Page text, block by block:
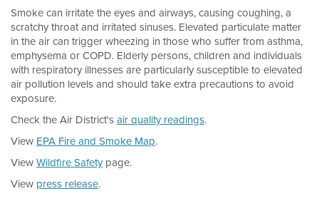
Smoke can irritate the eyes and airways, causing coughing, a
scratchy throat and irritated sinuses. Elevated particulate matter
in the air can trigger wheezing in those who suffer from asthma,
emphysema or COPD. Elderly persons, children and individuals
with respiratory illnesses are particularly susceptible to elevated
air pollution levels and should take extra precautions to avoid
exposure.
Check the Air District'sair quality readings.
View EPA Fire and Smoke Map.
ViewWildfire Safetypage.
View press release.